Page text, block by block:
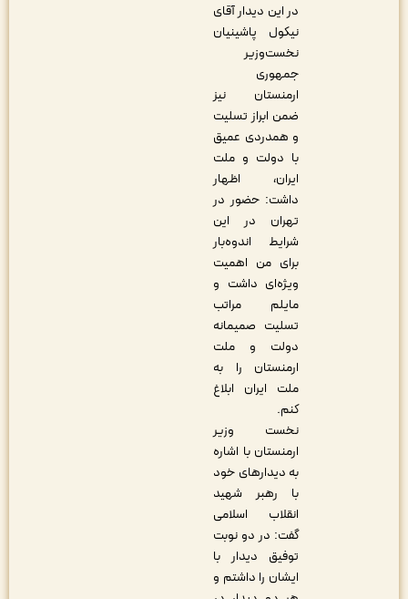
در این دیدار آقای
نیکول پاشینیان
نخست‌وزیر
جمهوری
ارمنستان نیز
ضمن ابراز تسلیت
و همدردی عمیق
با دولت و ملت
ایران، اظهار
داشت: حضور در
تهران در این
شرایط اندوه‌بار
برای من اهمیت
ویژه‌ای داشت و
مایلم مراتب
تسلیت صمیمانه
دولت و ملت
ارمنستان را به
ملت ایران ابلاغ
نخست وزیر
ارمنستان با اشاره
به دیدارهای خود
با رهبر شهید
انقلاب اسلامی
گفت: در دو نوبت
توفیق دیدار با
ایشان را داشتم و